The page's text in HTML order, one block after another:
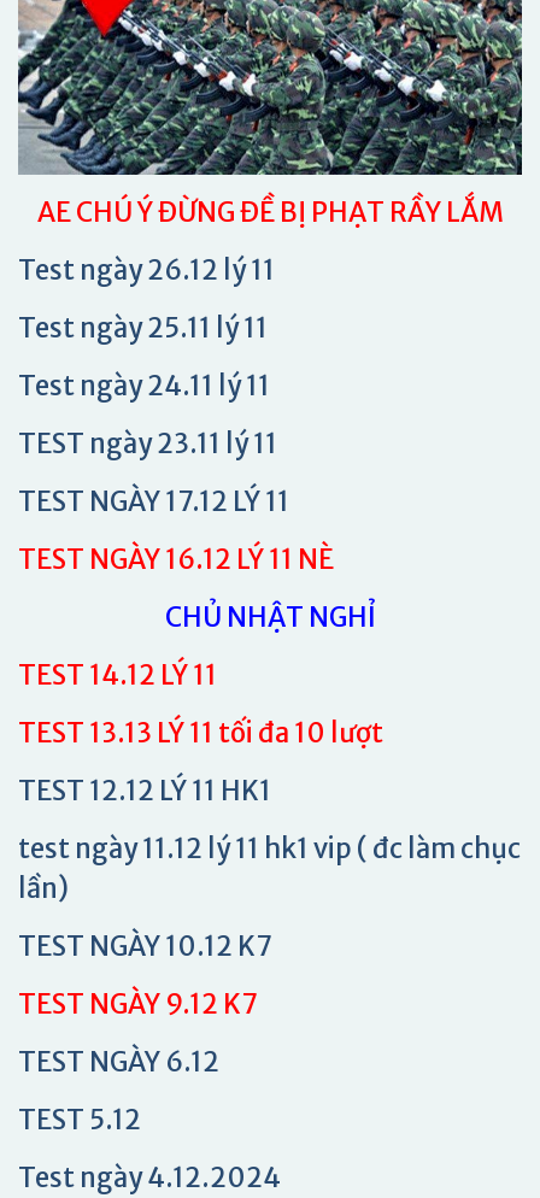
AE CHÚ Ý ĐỪNG ĐỀ BỊ PHẠT RẦY LẮM
Test ngày 26.12 lý 11
Test ngày 25.11 lý 11
Test ngày 24.11 lý 11
TEST ngày 23.11 lý 11
TEST NGÀY 17.12 LÝ 11
TEST NGÀY 16.12 LÝ 11 NÈ
CHỦ NHẬT NGHỈ
TEST 14.12 LÝ 11
TEST 13.13 LÝ 11 tối đa 10 lượt
TEST 12.12 LÝ 11 HK1
test ngày 11.12 lý 11 hk1 vip ( đc làm chục
lần)
TEST NGÀY 10.12 K7
TEST NGÀY 9.12 K7
TEST NGÀY 6.12
TEST 5.12
Test ngày 4.12.2024